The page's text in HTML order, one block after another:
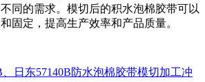
同的需求。模切后的积水泡棉胶带可以
固定，提高生产效率和产品质量。
、日东57140B防水泡棉胶带模切加工冲